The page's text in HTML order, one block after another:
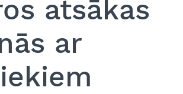
atsākas
ar